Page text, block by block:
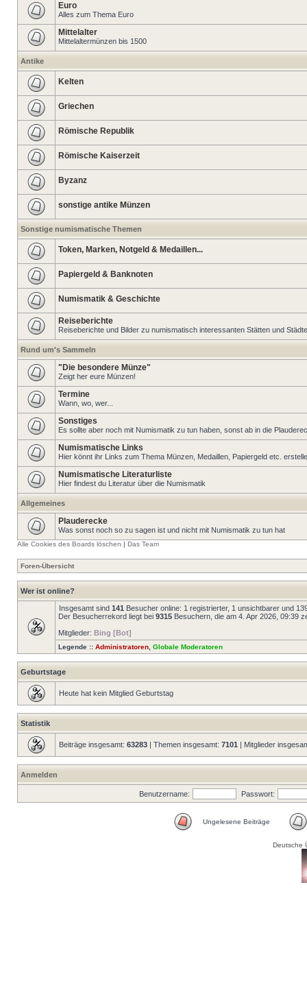
Euro
Alles zum Thema Euro
Mittelalter
Mittelaltermünzen bis 1500
Antike
Kelten
Griechen
Römische Republik
Römische Kaiserzeit
Byzanz
sonstige antike Münzen
Sonstige numismatische Themen
Token, Marken, Notgeld & Medaillen...
Papiergeld & Banknoten
Numismatik & Geschichte
Reiseberichte
Reiseberichte und Bilder zu numismatisch interessanten Stätten und
Rund um's Sammeln
"Die besondere Münze"
Zeigt her eure Münzen!
Termine
Wann, wo, wer...
Sonstiges
Es sollte aber noch mit Numismatik zu tun haben, sonst ab in die
Numismatische Links
Hier könnt ihr Links zum Thema Münzen, Medaillen, Papiergeld etc.
Numismatische Literaturliste
Hier findest du Literatur über die Numismatik
Allgemeines
Plauderecke
Was sonst noch so zu sagen ist und nicht mit Numismatik zu tun hat
Alle Cookies des Boards löschen | Das Team
Foren-Übersicht
Wer ist online?
Insgesamt sind 141 Besucher online: 1 registrierter, 1 unsichtbarer und
Der Besucherrekord liegt bei 9315 Besuchern, die am 4. Apr 2026, 09:39
Mitglieder: Bing [Bot]
Legende :: Administratoren Globale Moderatoren
Geburtstage
Heute hat kein Mitglied Geburtstag
Statistik
Beiträge insgesamt: 63283 | Themen insgesamt: 7101 | Mitglieder
Anmelden
Benutzername: Passwort:
Ungelesene Beiträge
Deutsche